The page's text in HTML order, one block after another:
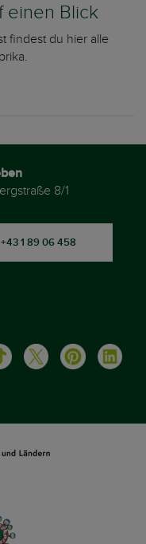
einen Blick
findest du hier alle
8/1
+43 1 89 06 458